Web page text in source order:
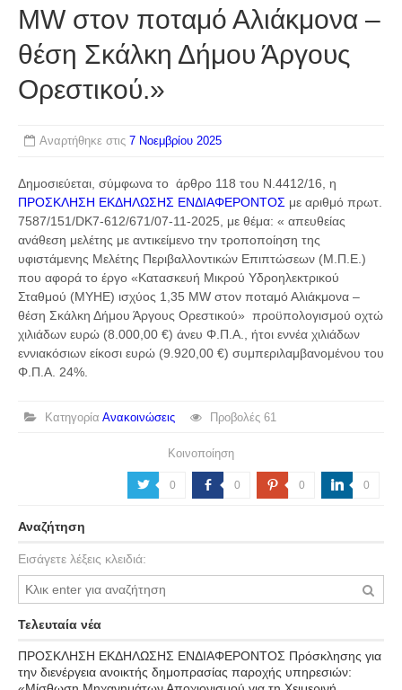
MW στον ποταμό Αλιάκμονα –
θέση Σκάλκη Δήμου Άργους
Ορεστικού.»
Αναρτήθηκε στις 7 Νοεμβρίου 2025
Δημοσιεύεται, σύμφωνα το άρθρο 118 του Ν.4412/16, η
ΠΡΟΣΚΛΗΣΗ ΕΚΔΗΛΩΣΗΣ ΕΝΔΙΑΦΕΡΟΝΤΟΣ με αριθμό πρωτ.
7587/151/DK7-612/671/07-11-2025, με θέμα: « απευθείας
ανάθεση μελέτης με αντικείμενο την τροποποίηση της
υφιστάμενης Μελέτης Περιβαλλοντικών Επιπτώσεων (Μ.Π.Ε.)
που αφορά το έργο «Κατασκευή Μικρού Υδροηλεκτρικού
Σταθμού (ΜΥΗΕ) ισχύος 1,35 MW στον ποταμό Αλιάκμονα –
θέση Σκάλκη Δήμου Άργους Ορεστικού» προϋπολογισμού οχτώ
χιλιάδων ευρώ (8.000,00 €) άνευ Φ.Π.Α., ήτοι εννέα χιλιάδων
εννιακόσιων είκοσι ευρώ (9.920,00 €) συμπεριλαμβανομένου του
Φ.Π.Α. 24%.
Κατηγορία Ανακοινώσεις Προβολές 61
Κοινοποίηση
a 0 b 0 d 0 j 0
Αναζήτηση
Εισάγετε λέξεις κλειδιά:
Τελευταία νέα
ΠΡΟΣΚΛΗΣΗ ΕΚΔΗΛΩΣΗΣ ΕΝΔΙΑΦΕΡΟΝΤΟΣ Πρόσκλησης για
την διενέργεια ανοικτής δημοπρασίας παροχής υπηρεσιών: